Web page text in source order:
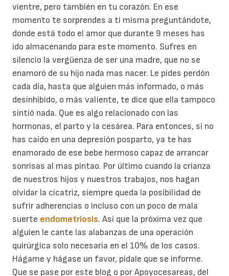
vientre, pero también en tu corazón. En ese
momento te sorprendes a ti misma preguntándote,
donde está todo el amor que durante 9 meses has
ido almacenando para este momento. Sufres en
silencio la vergüenza de ser una madre, que no se
enamoró de su hijo nada mas nacer. Le pides perdón
cada día, hasta que alguien más informado, o más
desinhibido, o más valiente, te dice que ella tampoco
sintió nada. Que es algo relacionado con las
hormonas, el parto y la cesárea. Para entonces, si no
has caído en una depresión posparto, ya te has
enamorado de ese bebe hermoso capaz de arrancar
sonrisas al mas pintao. Por último cuando la crianza
de nuestros hijos y nuestros trabajos, nos hagan
olvidar la cicatriz, siempre queda la posibilidad de
sufrir adherencias o incluso con un poco de mala
suerte endometriosis. Así que la próxima vez que
alguien le cante las alabanzas de una operación
quirúrgica solo necesaria en el 10% de los casos.
Hágame y hágase un favor, pídale que se informe.
Que se pase por este blog o por Apoyocesareas, del